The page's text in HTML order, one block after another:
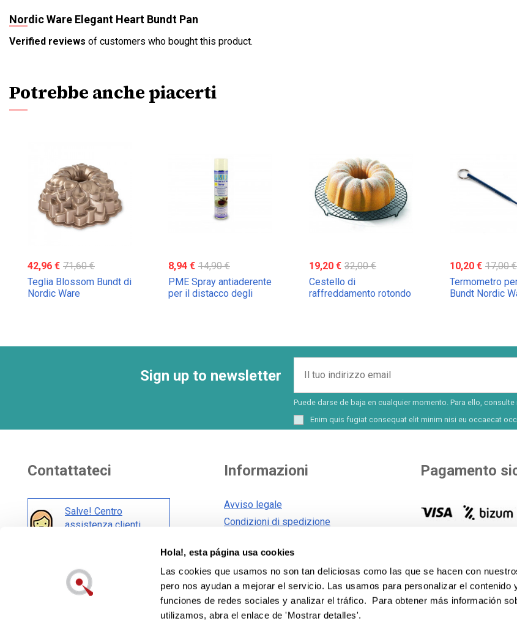
Hola!, esta página usa cookies
Las cookies que usamos no son tan deliciosas como las que se hacen con
pero nos ayudan a mejorar el servicio. Las usamos para personalizar el contenido
funciones de redes sociales y analizar el tráfico. Para obtener más información
utilizamos, abra el enlace de 'Mostrar detalles'.
Nordic Ware Elegant Heart Bundt Pan
Verified reviews of customers who bought this product.
Potrebbe anche piacerti
42,96 € 71,60 €
Teglia Blossom Bundt di
Nordic Ware
8,94 € 14,90 €
PME Spray antiaderente
per il distacco degli
19,20 € 32,00 €
Cestello di
raffreddamento rotondo
10,20 € 17,00 €
Termometro
Bundt Nordic
Sign up to newsletter
Puede darse de baja en cualquier momento. Para ello,
Enim quis fugiat consequat elit minim nisi eu occaecat
Contattateci
Salve! Centro
assistenza clienti
Informazioni
Avviso legale
Condizioni di spedizione
Politica sui cookie
Informativa sulla privacy
Pagamento
vostro acquisto.Vedi
pagamento